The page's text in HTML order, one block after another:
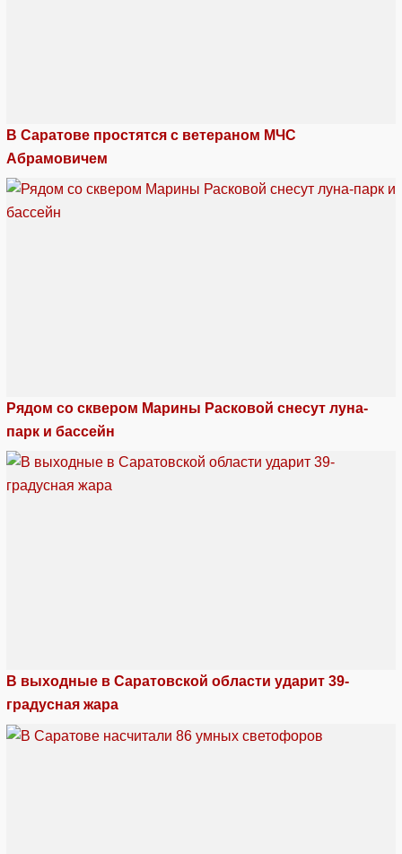
В Саратове простятся с ветераном МЧС
Абрамовичем
Рядом со сквером Марины Расковой снесут луна-
парк и бассейн
В выходные в Саратовской области ударит 39-
градусная жара